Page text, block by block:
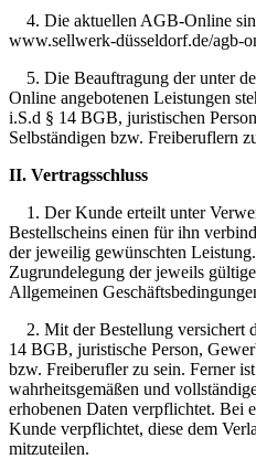
4. Die aktuellen AGB-Online
www.sellwerk-düsseldorf.de/agb-
5. Die Beauftragung der unter
Online angebotenen Leistungen
i.S.d § 14 BGB, juristischen
Selbständigen bzw. Freiberuflern
II. Vertragsschluss
1. Der Kunde erteilt unter
Bestellscheins einen für ihn
der jeweilig gewünschten
Zugrundelegung der jeweils
Allgemeinen
2. Mit der Bestellung versichert
14 BGB, juristische Person,
bzw. Freiberufler zu sein. Ferner
wahrheitsgemäßen und
erhobenen Daten verpflichtet. Bei
Kunde verpflichtet, diese dem
mitzuteilen.